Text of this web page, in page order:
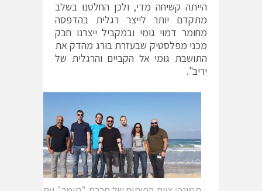
הייתה קשיחה מדי, ולכן החלטנו בשלב
מתקדם יותר לייצר רגלית בהדפסה
מחומר דמוי גומי ובמקביל ייצרנו חבק
מכני מפלסטיק שבעזרת בורג מהדק את
התושבת גומי אל הקביים והרגלית של
יריב".